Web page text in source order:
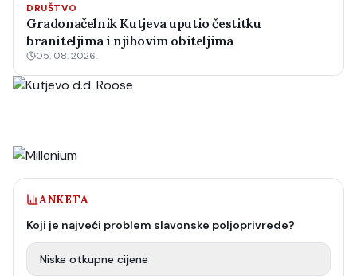
DRUŠTVO
Gradonačelnik Kutjeva uputio čestitku
braniteljima i njihovim obiteljima
05. 08. 2026.
ANKETA
Koji je najveći problem slavonske poljoprivrede?
Niske otkupne cijene